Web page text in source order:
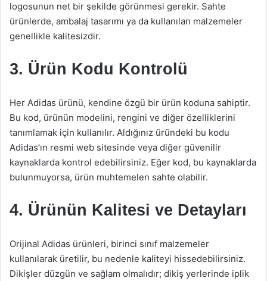
logosunun net bir şekilde görünmesi gerekir. Sahte
ürünlerde, ambalaj tasarımı ya da kullanılan malzemeler
genellikle kalitesizdir.
3. Ürün Kodu Kontrolü
Her Adidas ürünü, kendine özgü bir ürün koduna sahiptir.
Bu kod, ürünün modelini, rengini ve diğer özelliklerini
tanımlamak için kullanılır. Aldığınız üründeki bu kodu
Adidas’ın resmi web sitesinde veya diğer güvenilir
kaynaklarda kontrol edebilirsiniz. Eğer kod, bu kaynaklarda
bulunmuyorsa, ürün muhtemelen sahte olabilir.
4. Ürünün Kalitesi ve Detayları
Orijinal Adidas ürünleri, birinci sınıf malzemeler
kullanılarak üretilir, bu nedenle kaliteyi hissedebilirsiniz.
Dikişler düzgün ve sağlam olmalıdır; dikiş yerlerinde iplik